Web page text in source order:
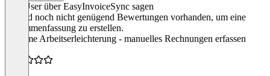
Was User über EasyInvoiceSync sagen
Es sind noch nicht genügend Bewertungen vorhanden, um eine
Zusammenfassung zu erstellen.
“enorme Arbeitserleichterung - manuelles Rechnungen erfassen